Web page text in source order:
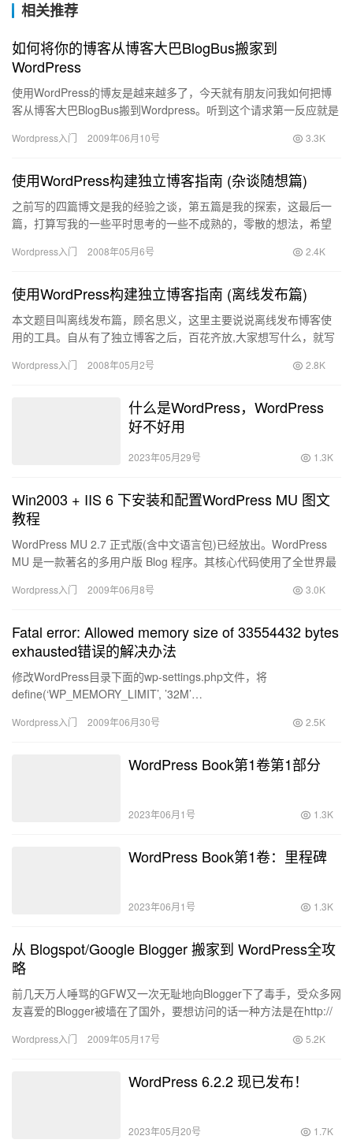
相关推荐
如何将你的博客从博客大巴BlogBus搬家到
WordPress
使用WordPress的博友是越来越多了，今天就有朋友问我如何把博
客从博客大巴BlogBus搬到Wordpress。听到这个请求第一反应就是
Wordpress入门 2009年06月10号 3.3K
使用WordPress构建独立博客指南 (杂谈随想篇)
之前写的四篇博文是我的经验之谈，第五篇是我的探索，这最后一
篇，打算写我的一些平时思考的一些不成熟的，零散的想法，希望
离技…
Wordpress入门 2008年05月6号 2.4K
使用WordPress构建独立博客指南 (离线发布篇)
本文题目叫离线发布篇，顾名思义，这里主要说说离线发布博客使
用的工具。自从有了独立博客之后，百花齐放,大家想写什么，就写
言了…
Wordpress入门 2008年05月2号 2.8K
什么是WordPress，WordPress
好不好用
2023年05月29号 1.3K
Win2003 + IIS 6 下安装和配置WordPress MU 图文
教程
WordPress MU 2.7 正式版(含中文语言包)已经放出。WordPress
MU 是一款著名的多用户版 Blog 程序。其核心代码使用了全世界最
Wordpress入门 2009年06月8号 3.0K
Fatal error: Allowed memory size of 33554432 bytes
exhausted错误的解决办法
修改WordPress目录下面的wp-settings.php文件，将
define(‘WP_MEMORY_LIMIT’, ’32M’…
Wordpress入门 2009年06月30号 2.5K
WordPress Book第1卷第1部分
2023年06月1号 1.3K
WordPress Book第1卷：里程碑
2023年06月1号 1.3K
从 Blogspot/Google Blogger 搬家到 WordPress全攻
略
前几天万人唾骂的GFW又一次无耻地向Blogger下了毒手，受众多网
友喜爱的Blogger被墙在了国外，要想访问的话一种方法是在http://
Wordpress入门 2009年05月17号 5.2K
WordPress 6.2.2 现已发布！
2023年05月20号 1.7K